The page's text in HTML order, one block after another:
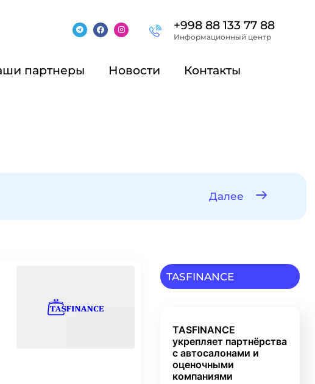
+998 88 133 77 88
Информационный центр
партнеры Новости Контакты
Далее
TASFINANCE
TASFINANCE
укрепляет партнёрства
с автосалонами и
оценочными
компаниями